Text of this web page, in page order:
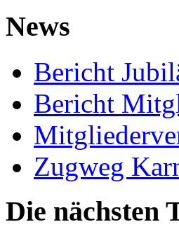
News
Bericht
Bericht
Zugweg
Die nächsten